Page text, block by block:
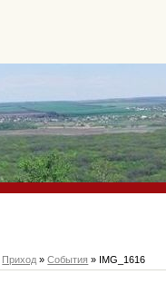
Приход »События » IMG_1616